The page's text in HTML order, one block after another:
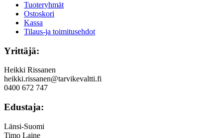
Tuoteryhmät
Ostoskori
Kassa
Tilaus-ja toimitusehdot
Yrittäjä:
Heikki Rissanen
heikki.rissanen@tarvikevaltti.fi
0400 672 747
Edustaja:
Länsi-Suomi
Timo Laine